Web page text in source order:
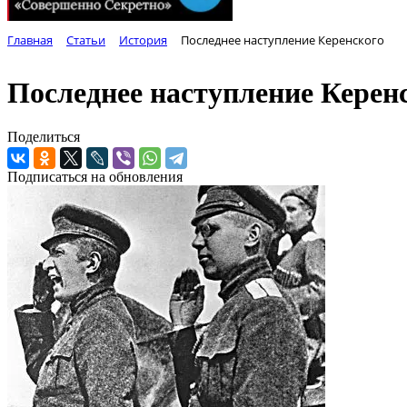
Главная Статьи История Последнее наступление Керенского
Последнее наступление
Поделиться
Подписаться на обновления